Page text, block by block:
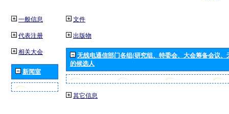
一般信息
代表注册
相关大会
新闻室
文件
出版物
无线电通信部门各组(研究组、特委会、大会筹备会议
的候选人
其它信息